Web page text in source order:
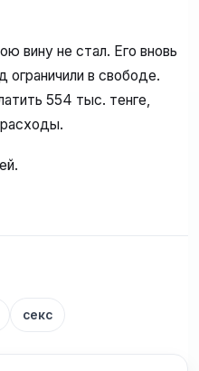
вину не стал. Его вновь
ограничили в свободе.
554 тыс. тенге,
секс